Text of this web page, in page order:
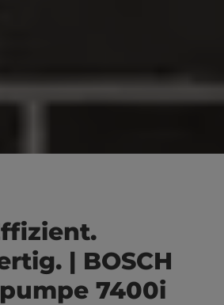
| BOSCH
7400i